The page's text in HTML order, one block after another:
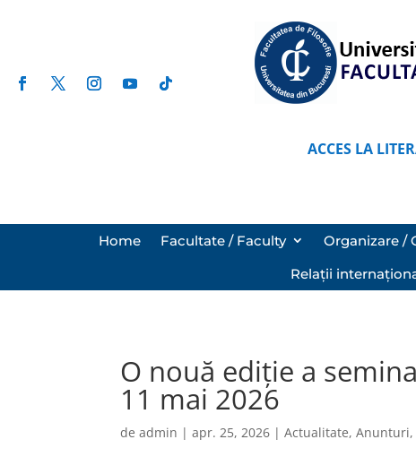
ACCES LA
Home Facultate / Faculty Organizare /
Relații
O nouă ediţie a
11 mai 2026
deadmin |apr. 25, 2026 |Actualitate,Anunturi